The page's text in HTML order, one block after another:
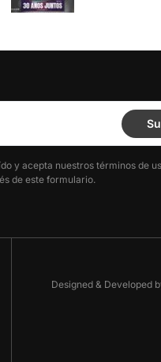
y acepta nuestros términos de
de este formulario.
Designed & Developed